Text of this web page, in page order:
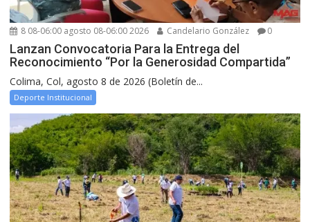
8 08-06:00 agosto 08-06:00 2026 Candelario González 0
Lanzan Convocatoria Para la Entrega del
Reconocimiento “Por la Generosidad Compartida”
Colima, Col, agosto 8 de 2026 (Boletín de...
Deporte Institucional